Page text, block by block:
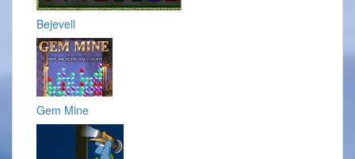
Bejevell
Gem Mine